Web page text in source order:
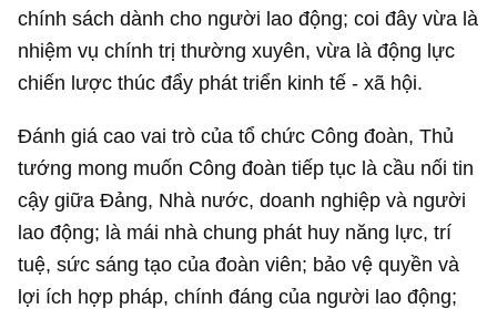
chính sách dành cho người lao động; coi đây vừa là
nhiệm vụ chính trị thường xuyên, vừa là động lực
chiến lược thúc đẩy phát triển kinh tế - xã hội.
Đánh giá cao vai trò của tổ chức Công đoàn, Thủ
tướng mong muốn Công đoàn tiếp tục là cầu nối tin
cậy giữa Đảng, Nhà nước, doanh nghiệp và người
lao động; là mái nhà chung phát huy năng lực, trí
tuệ, sức sáng tạo của đoàn viên; bảo vệ quyền và
lợi ích hợp pháp, chính đáng của người lao động;